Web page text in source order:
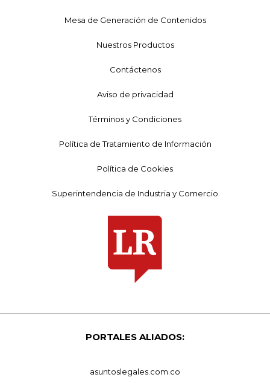
Mesa de Generación de Contenidos
Nuestros Productos
Contáctenos
Aviso de privacidad
Términos y Condiciones
Política de Tratamiento de Información
Política de Cookies
Superintendencia de Industria y Comercio
PORTALES ALIADOS:
asuntoslegales.com.co